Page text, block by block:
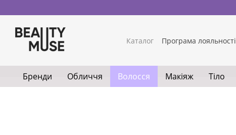
Каталог Програма лояльності
Бренди Обличчя Волосся Макіяж Тіло